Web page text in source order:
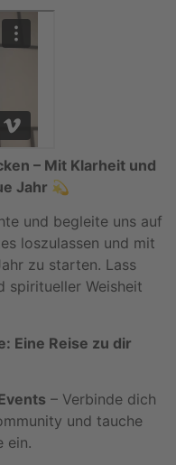
– Mit Klarheit und
Jahr 💫
und begleite uns auf
loszulassen und mit
zu starten. Lass
spiritueller Weisheit
Eine Reise zu dir
– Verbinde dich
und tauche
ein.